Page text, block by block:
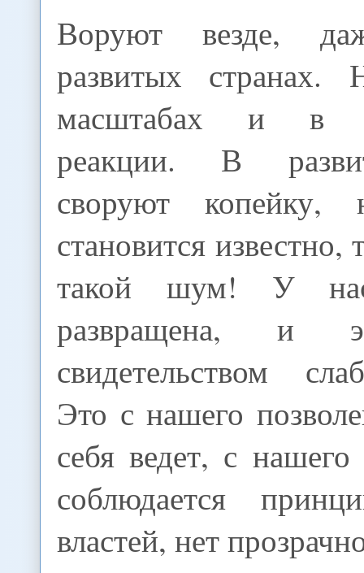
Воруют везде,
развитых
масштабах и в
реакции. В
своруют
становится известно,
такой шум! У
развращена, и
свидетельством
Это с нашего
себя ведет, с
соблюдается
властей, нет